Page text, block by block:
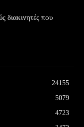
διακινητές που
24155
5079
4723